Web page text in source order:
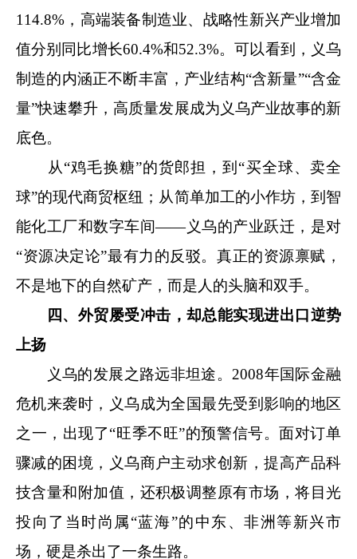
114.8%，高端装备制造业、战略性新兴产业增加
值分别同比增长60.4%和52.3%。可以看到，义乌
制造的内涵正不断丰富，产业结构“含新量”“含金
量”快速攀升，高质量发展成为义乌产业故事的新
底色。
从“鸡毛换糖”的货郎担，到“买全球、卖全
球”的现代商贸枢纽；从简单加工的小作坊，到智
能化工厂和数字车间——义乌的产业跃迁，是对
“资源决定论”最有力的反驳。 真正的资源禀赋，
不是地下的自然矿产，而是人的头脑和双手。
四、外贸屡受冲击，却总能实现进出口逆势
上扬
义乌的发展之路远非坦途。2008年国际金融
危机来袭时，义乌成为全国最先受到影响的地区
之一，出现了“旺季不旺”的预警信号。面对订单
骤减的困境，义乌商户主动求创新，提高产品科
技含量和附加值，还积极调整原有市场，将目光
投向了当时尚属“蓝海”的中东、非洲等新兴市
场，硬是杀出了一条生路。